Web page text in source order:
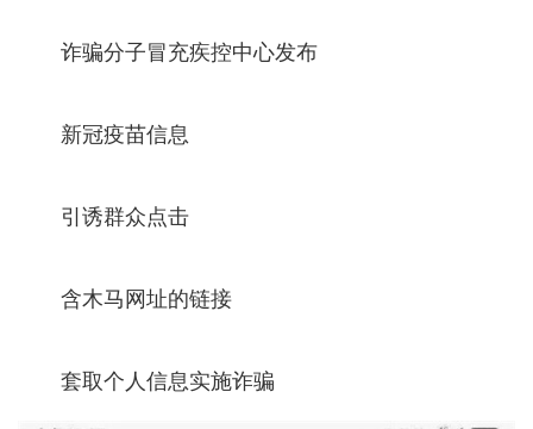
诈骗分子冒充疾控中心发布
新冠疫苗信息
引诱群众点击
含木马网址的链接
套取个人信息实施诈骗